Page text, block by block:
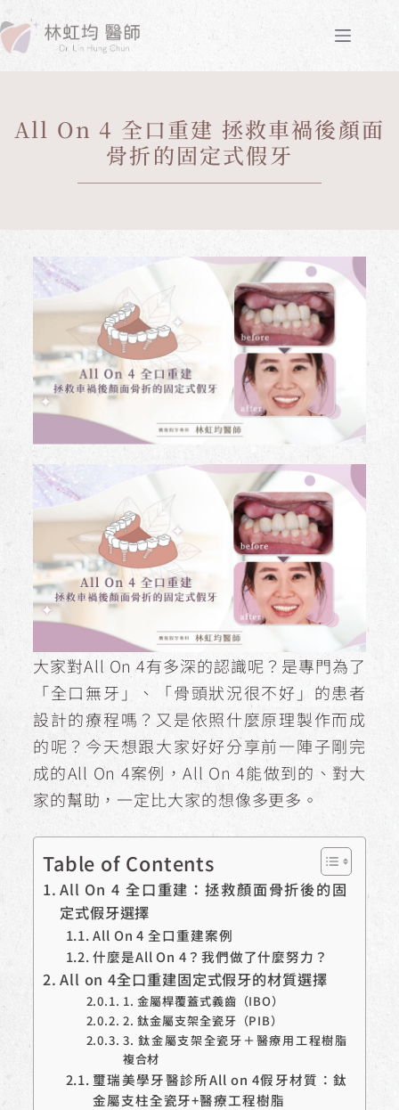
All On 4 全口重建 拯救車禍後顏面
骨折的固定式假牙
大家對All On 4有多深的認識呢？是專門為了
「全口無牙」、「骨頭狀況很不好」的患者
設計的療程嗎？又是依照什麼原理製作而成
的呢？今天想跟大家好好分享前一陣子剛完
成的All On 4案例，All On 4能做到的、對大
家的幫助，一定比大家的想像多更多。
Table of Contents
All On 4 全口重建：拯救顏面骨折後的固
定式假牙選擇
All On 4 全口重建案例
什麼是All On 4？我們做了什麼努力？
All on 4全口重建固定式假牙的材質選擇
1. 金屬桿覆蓋式義齒（IBO）
2. 鈦金屬支架全瓷牙（PIB）
3. 鈦金屬支架全瓷牙＋醫療用工程樹脂
複合材
璽瑞美學牙醫診所All on 4假牙材質：鈦
金屬支柱全瓷牙+醫療工程樹脂